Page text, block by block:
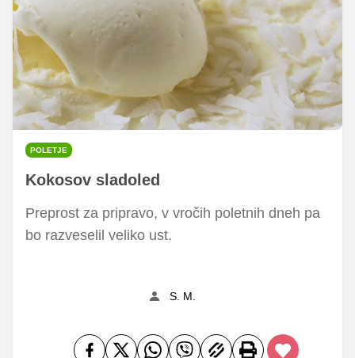
POLETJE
Kokosov sladoled
Preprost za pripravo, v vročih poletnih dneh pa
bo razveselil veliko ust.
S. M.